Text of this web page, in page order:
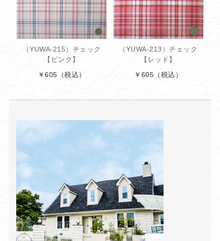
（YUWA-215）チェック
【ピンク】
￥605 （税込）
（YUWA-213）チェック
【レッド】
￥605 （税込）